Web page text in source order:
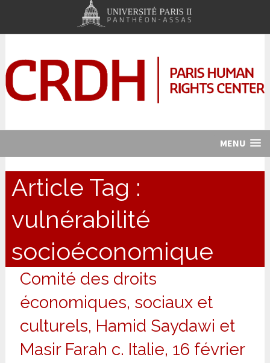
MENU
Article Tag :
vulnérabilité
socioéconomique
Comité des droits
économiques, sociaux et
culturels, Hamid Saydawi et
Masir Farah c. Italie, 16 février